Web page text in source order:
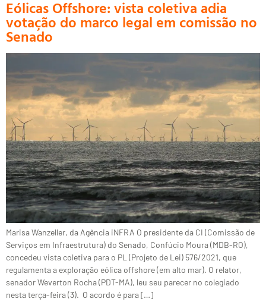
Eólicas Offshore: vista coletiva adia
votação do marco legal em comissão no
Senado
Marisa Wanzeller, da Agência iNFRA O presidente da CI (Comissão de
Serviços em Infraestrutura) do Senado, Confúcio Moura (MDB-RO),
concedeu vista coletiva para o PL (Projeto de Lei) 576/2021, que
regulamenta a exploração eólica offshore (em alto mar). O relator,
senador Weverton Rocha (PDT-MA), leu seu parecer no colegiado
nesta terça-feira (3). O acordo é para […]